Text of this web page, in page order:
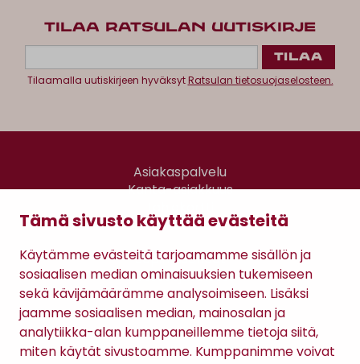
Tämä sivusto käyttää evästeitä
Käytämme evästeitä tarjoamamme sisällön ja
sosiaalisen median ominaisuuksien tukemiseen
sekä kävijämäärämme analysoimiseen. Lisäksi
jaamme sosiaalisen median, mainosalan ja
analytiikka-alan kumppaneillemme tietoja siitä,
miten käytät sivustoamme. Kumppanimme voivat
TILAA RATSULAN UUTISKIRJE
Tilaamalla uutiskirjeen hyväksytRatsulan tietosuojaselosteen.
Asiakaspalvelu
Kanta-asiakkuus
Gomee Ratsula Café
Sopimusehdot
Tietosuojaseloste
Maksutavat